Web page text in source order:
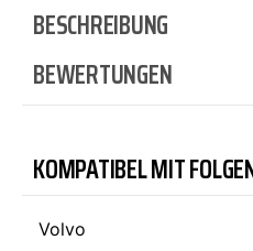
BESCHREIBUNG
BEWERTUNGEN
KOMPATIBEL MIT
Volvo